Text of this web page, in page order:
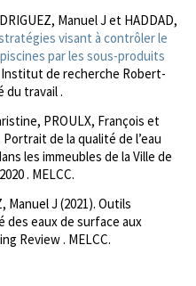
Manuel J et HADDAD,
visant à contrôler le
par les sous-produits
Institut de recherche Robert-
du travail .
PROULX, François et
Portrait de la qualité de l’eau
les immeubles de la Ville de
. MELCC.
Manuel J (2021). Outils
des eaux de surface aux
Review . MELCC.